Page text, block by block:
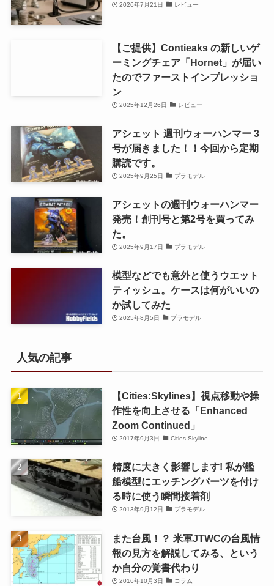
2026年7月21日 レビュー
【ご提供】Contieaks の新しいゲ
ーミングチェア「Hornet」が届い
たのでファーストインプレッショ
ン
2025年12月26日 レビュー
アシェット 週刊ウォーハンマー 3
号が届きました！！今回から定期
購読です。
2025年9月25日 プラモデル
アシェットの週刊ウォーハンマー
発売！創刊号と第2号を買ってみ
た。
2025年9月17日 プラモデル
模型などでも意外と使うウエット
ティッシュ。ケースは何がいいの
か試してみた
2025年8月5日 プラモデル
人気の記事
【Cities:Skylines】視点移動や操
作性を向上させる「Enhanced
Zoom Continued」
2017年9月3日 Cities Skyline
精度に大きく影響します! 私が艦
船模型にエッチングパーツを付け
る時に使う瞬間接着剤
2013年9月12日 プラモデル
また台風！？ 米軍JTWCの台風情
報の見方を解説してみる、という
か自分の覚書代わり
2016年10月3日 コラム